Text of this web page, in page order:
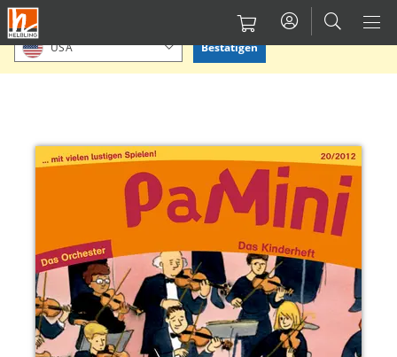
Direkt
zum
Inhalt
Bitte Standort bestätigen oder einen anderen auswählen.
USA Bestätigen